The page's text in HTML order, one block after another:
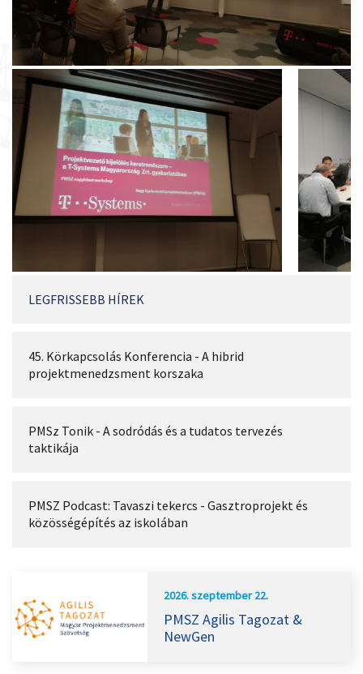
LEGFRISSEBB HÍREK
45. Körkapcsolás Konferencia - A hibrid
projektmenedzsment korszaka
PMSz Tonik - A sodródás és a tudatos tervezés
taktikája
PMSZ Podcast: Tavaszi tekercs - Gasztroprojekt és
közösségépítés az iskolában
2026. szeptember 22.
PMSZ Agilis Tagozat &
NewGen